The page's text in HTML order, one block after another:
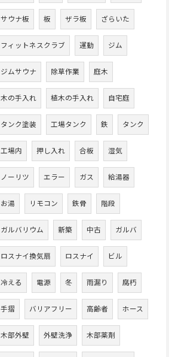
サウナ板 板 ザラ板 ざらいた
フィットネスクラブ 運動 ジム
ジムサウナ 除草作業 庭木
木の手入れ 植木の手入れ 自宅庭
タンク塗装 工場タンク 鉄 タンク
工場内 押し入れ 合板 湿気
ノーリツ エラー ガス 給湯器
お湯 リモコン 鉄骨 階段
ガルバリウム 新築 中古 ガルバ
ロスナイ換気扇 ロスナイ ビル
冷える 電源 冬 雨漏り 腐朽
手摺 バリアフリー 高齢者 ホース
木部外壁 外壁洗浄 木部薬剤